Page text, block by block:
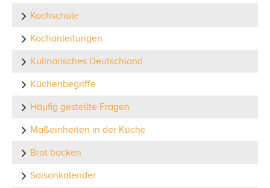
Kochschule
Kochanleitungen
Kulinarisches Deutschland
Küchenbegriffe
Häufig gestellte Fragen
Maßeinheiten in der Küche
Brot backen
Saisonkalender